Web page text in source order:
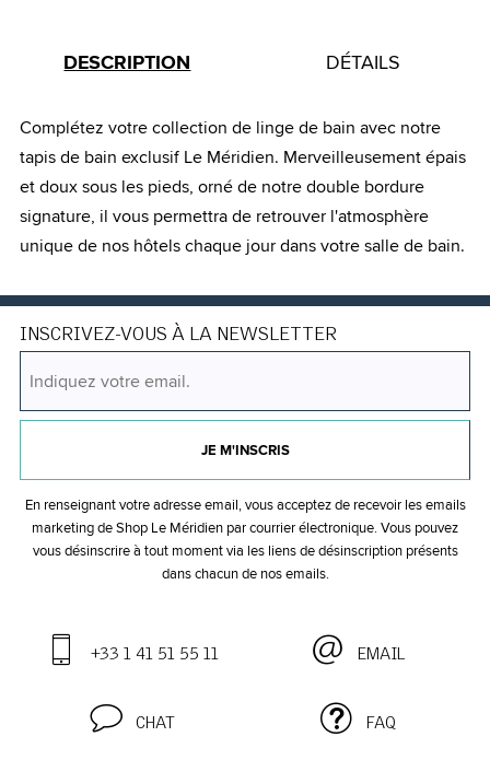
DESCRIPTION DÉTAILS
Complétez votre collection de linge de bain avec notre
tapis de bain exclusif Le Méridien. Merveilleusement épais
et doux sous les pieds, orné de notre double bordure
signature, il vous permettra de retrouver l'atmosphère
unique de nos hôtels chaque jour dans votre salle de bain.
INSCRIVEZ-VOUS À LA NEWSLETTER
JE M'INSCRIS
En renseignant votre adresse email, vous acceptez de recevoir les emails
marketing de Shop Le Méridien par courrier électronique. Vous pouvez
vous désinscrire à tout moment via les liens de désinscription présents
dans chacun de nos emails.
+33 1 41 51 55 11 EMAIL
CHAT FAQ